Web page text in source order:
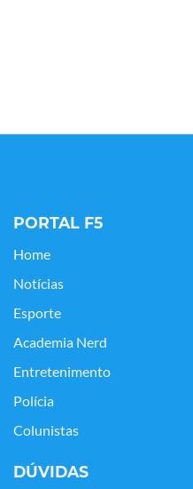
PORTAL F5
Home
Notícias
Esporte
Academia Nerd
Entretenimento
Polícia
Colunistas
DÚVIDAS